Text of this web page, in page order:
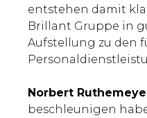
entstehen damit
Brillant Gruppe in
Aufstellung zu den
Norbert
beschleunigen